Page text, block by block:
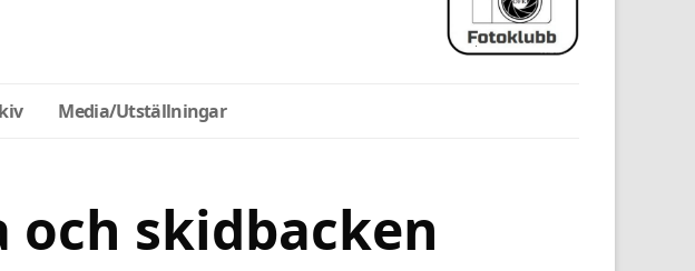
Media/Utställningar
skidbacken